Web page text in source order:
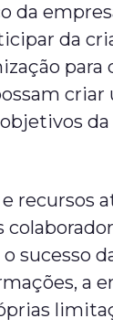
da
da
para
da
e recursos
sucesso
a